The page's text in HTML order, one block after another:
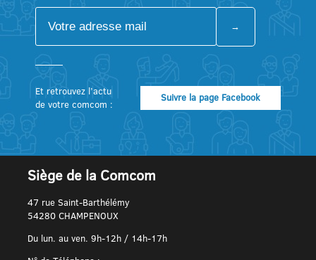
Et retrouvez l’actu
de votre comcom :
Suivre la page Facebook
Siège de la Comcom
47 rue Saint-Barthélémy
54280 CHAMPENOUX
Du lun. au ven. 9h-12h / 14h-17h